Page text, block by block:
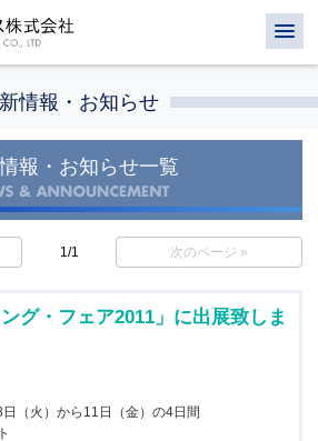
情報・お知らせ
報・お知らせ一覧
1/1 次のページ »
グ・フェア2011」に出展致しま
日（火）から11日（金）の4日間